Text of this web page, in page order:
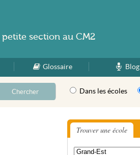
Glossaire Blog
Dans les écoles
Trouver une école
petite section au CM2